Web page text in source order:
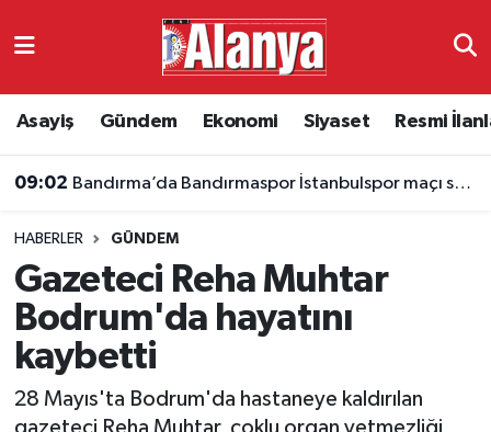
Asayiş Gündem Ekonomi Siyaset Resmi
09:02 Bandırma’da Bandırmaspor İstanbulspor maçı saat kaçta, hangi kanalda?
HABERLER GÜNDEM
Gazeteci Reha Muhtar
Bodrum'da hayatını
kaybetti
28 Mayıs'ta Bodrum'da hastaneye kaldırılan
Ekonomi
Resmi İlanlar
Alanyaspor
Turizm
Antalya Namaz Vakitleri
Süper Lig Puan Durumu ve Fikstür
Tüm Manşetler
Son Dakika Haberleri